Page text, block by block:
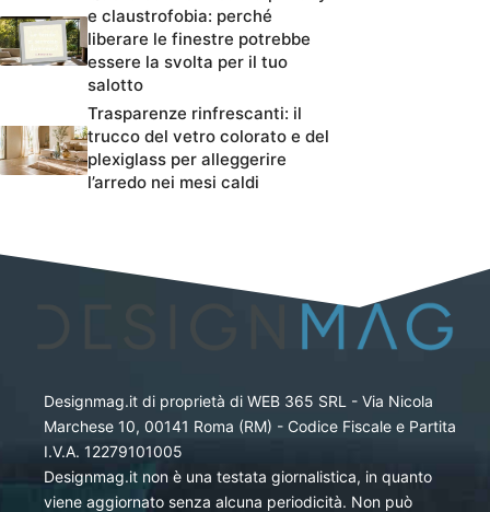
e claustrofobia: perché
liberare le finestre potrebbe
essere la svolta per il tuo
salotto
Trasparenze rinfrescanti: il
trucco del vetro colorato e del
plexiglass per alleggerire
l’arredo nei mesi caldi
Designmag.it di proprietà di WEB 365 SRL - Via Nicola
Marchese 10, 00141 Roma (RM) - Codice Fiscale e Partita
I.V.A. 12279101005
Designmag.it non è una testata giornalistica, in quanto
viene aggiornato senza alcuna periodicità. Non può